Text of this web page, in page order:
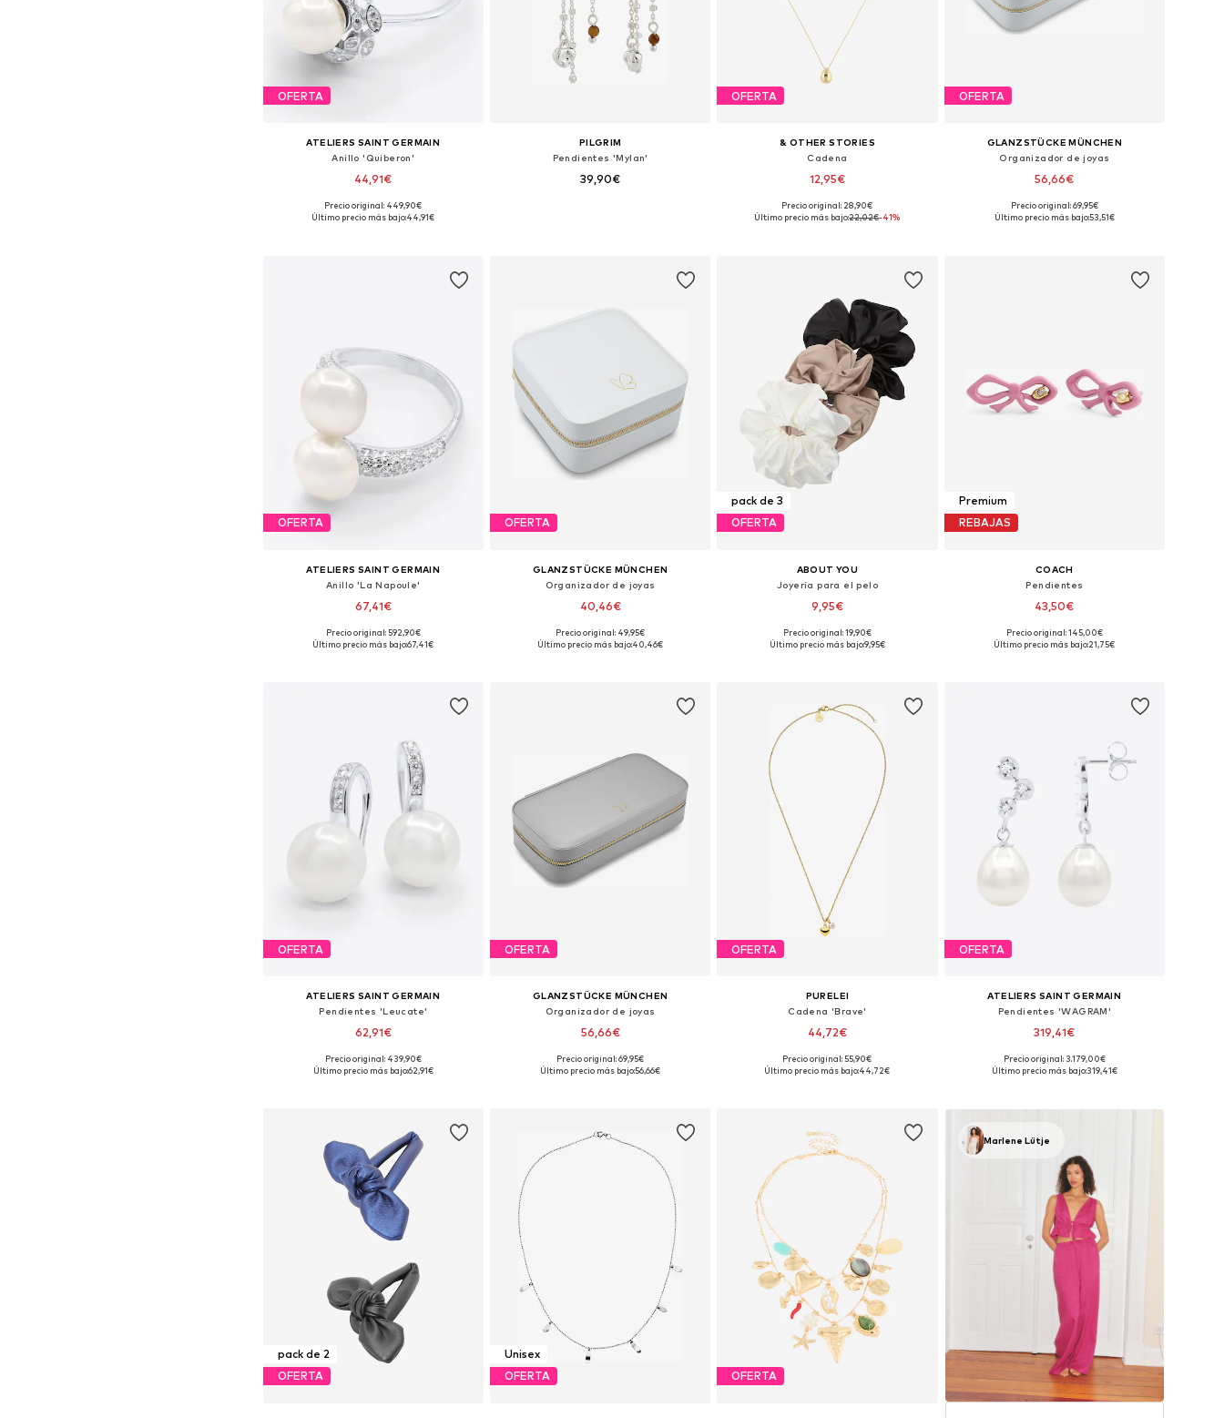
OFERTA
ATELIERS SAINT GERMAIN
Anillo 'Quiberon'
44,91€
Tallas disponibles: 50-60
Precio original: 449,90€
Último precio más bajo:44,91€
PILGRIM
Pendientes 'Mylan'
39,90€
OFERTA
& OTHER STORIES
Cadena
12,95€
Tallas disponibles: One Size
Precio original: 28,90€
Último precio más bajo:22,02€-41%
OFERTA
GLANZSTÜCKE MÜNCHEN
Organizador de joyas
56,66€
Tallas disponibles: One Size
Precio original: 69,95€
Último precio más bajo:53,51€
OFERTA
ATELIERS SAINT GERMAIN
Anillo 'La Napoule'
67,41€
Tallas disponibles: 50-60
Precio original: 592,90€
Último precio más bajo:67,41€
OFERTA
GLANZSTÜCKE MÜNCHEN
Organizador de joyas
40,46€
Tallas disponibles: One Size
Precio original: 49,95€
Último precio más bajo:40,46€
pack de 3
OFERTA
ABOUT YOU
Joyería para el pelo
9,95€
Tallas disponibles: One Size
Precio original: 19,90€
Último precio más bajo:9,95€
Premium
REBAJAS
COACH
Pendientes
43,50€
Tallas disponibles: One Size
Precio original: 145,00€
Último precio más bajo:21,75€
OFERTA
ATELIERS SAINT GERMAIN
Pendientes 'Leucate'
62,91€
Tallas disponibles: One Size
Precio original: 439,90€
Último precio más bajo:62,91€
OFERTA
GLANZSTÜCKE MÜNCHEN
Organizador de joyas
56,66€
Tallas disponibles: One Size
Precio original: 69,95€
Último precio más bajo:56,66€
OFERTA
PURELEI
Cadena 'Brave'
44,72€
Tallas disponibles: One Size
Precio original: 55,90€
Último precio más bajo:44,72€
OFERTA
ATELIERS SAINT GERMAIN
Pendientes 'WAGRAM'
319,41€
Tallas disponibles: One Size
Precio original: 3.179,00€
Último precio más bajo:319,41€
pack de 2
OFERTA
Unisex
OFERTA
OFERTA
Marlene Lütje